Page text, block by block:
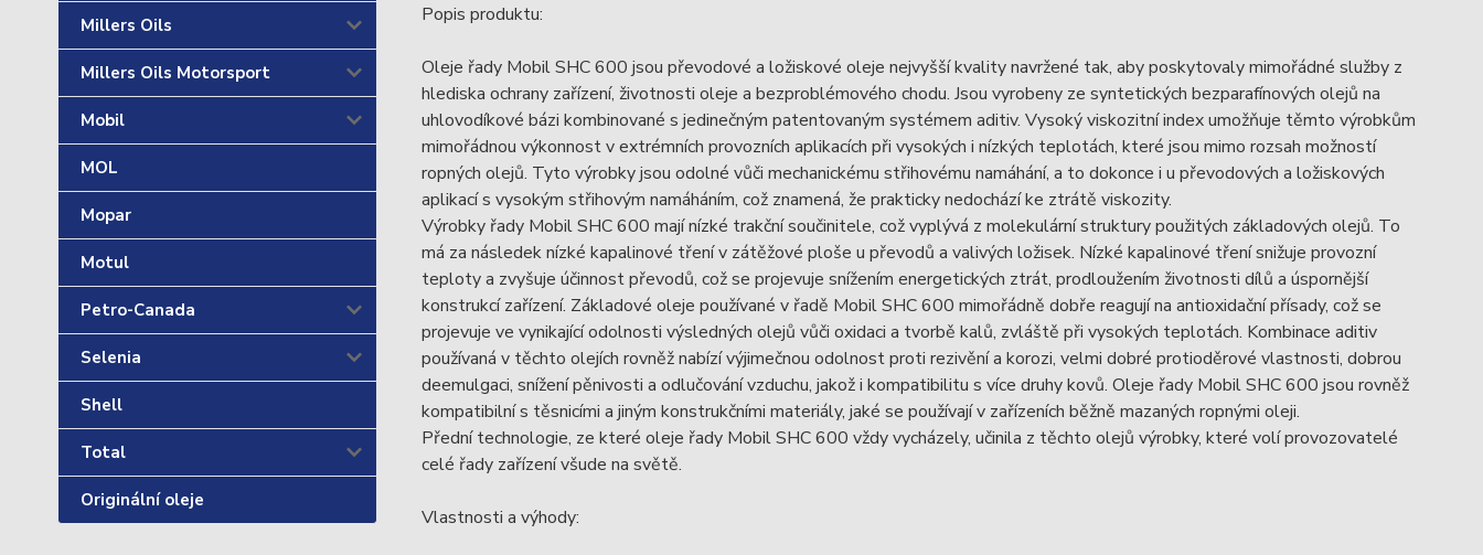
Millers Oils
Millers Oils Motorsport
Mobil
MOL
Mopar
Motul
Petro-Canada
Selenia
Shell
Total
Originální oleje
Popis produktu:
Oleje řady Mobil SHC 600 jsou převodové a ložiskové oleje nejvyšší kvality navržené tak, aby poskytovaly mimořádné služby z
hlediska ochrany zařízení, životnosti oleje a bezproblémového chodu. Jsou vyrobeny ze syntetických bezparafínových olejů na
uhlovodíkové bázi kombinované s jedinečným patentovaným systémem aditiv. Vysoký viskozitní index umožňuje těmto výrobkům
mimořádnou výkonnost v extrémních provozních aplikacích při vysokých i nízkých teplotách, které jsou mimo rozsah možností
ropných olejů. Tyto výrobky jsou odolné vůči mechanickému střihovému namáhání, a to dokonce i u převodových a ložiskových
aplikací s vysokým střihovým namáháním, což znamená, že prakticky nedochází ke ztrátě viskozity.
Výrobky řady Mobil SHC 600 mají nízké trakční součinitele, což vyplývá z molekulární struktury použitých základových olejů. To
má za následek nízké kapalinové tření v zátěžové ploše u převodů a valivých ložisek. Nízké kapalinové tření snižuje provozní
teploty a zvyšuje účinnost převodů, což se projevuje snížením energetických ztrát, prodloužením životnosti dílů a úspornější
konstrukcí zařízení. Základové oleje používané v řadě Mobil SHC 600 mimořádně dobře reagují na antioxidační přísady, což se
projevuje ve vynikající odolnosti výsledných olejů vůči oxidaci a tvorbě kalů, zvláště při vysokých teplotách. Kombinace aditiv
používaná v těchto olejích rovněž nabízí výjimečnou odolnost proti rezivění a korozi, velmi dobré protioděrové vlastnosti, dobrou
deemulgaci, snížení pěnivosti a odlučování vzduchu, jakož i kompatibilitu s více druhy kovů. Oleje řady Mobil SHC 600 jsou rovněž
kompatibilní s těsnicími a jiným konstrukčními materiály, jaké se používají v zařízeních běžně mazaných ropnými oleji.
Přední technologie, ze které oleje řady Mobil SHC 600 vždy vycházely, učinila z těchto olejů výrobky, které volí provozovatelé
celé řady zařízení všude na světě.
Vlastnosti a výhody: